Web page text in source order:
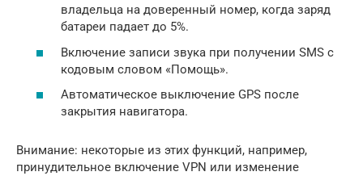
владельца на доверенный номер, когда заряд
батареи падает до 5%.
Включение записи звука при получении SMS с
кодовым словом «Помощь».
Автоматическое выключение GPS после
закрытия навигатора.
Внимание: некоторые из этих функций, например,
принудительное включение VPN или изменение